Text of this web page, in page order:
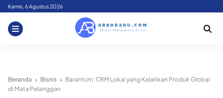
Skip
content
Kamis, 6 Agustus 2026
Beranda Bisnis
Barantum: CRM Lokal yang Kalahkan Produk Global
di Mata Pelanggan